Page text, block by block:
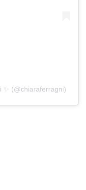
✨ (@chiaraferragni)